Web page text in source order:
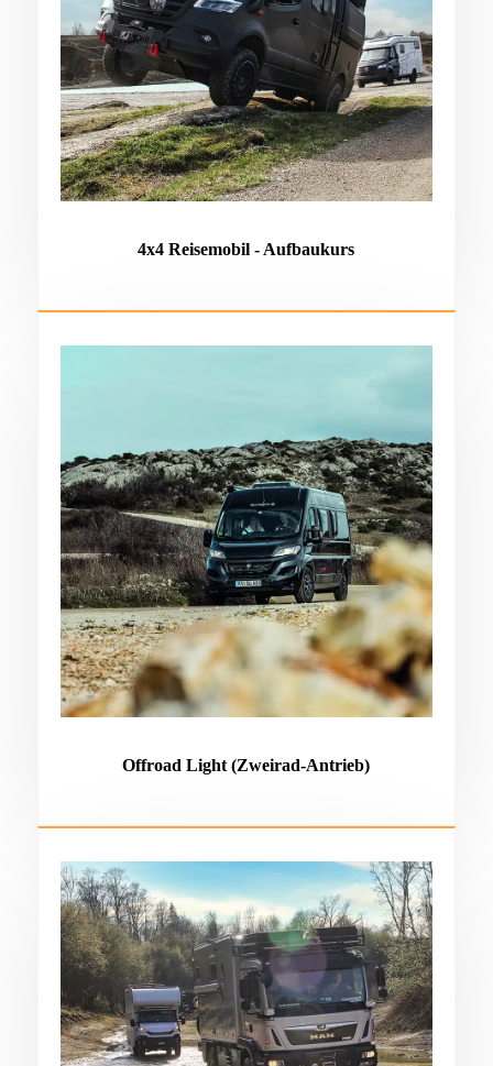
4x4 Reisemobil - Aufbaukurs
Offroad Light (Zweirad-Antrieb)